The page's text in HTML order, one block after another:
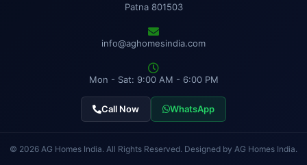
Patna 801503
info@aghomesindia.com
Mon - Sat: 9:00 AM - 6:00 PM
Call Now WhatsApp
© 2026 AG Homes India. All Rights Reserved. Designed by AG Homes India.